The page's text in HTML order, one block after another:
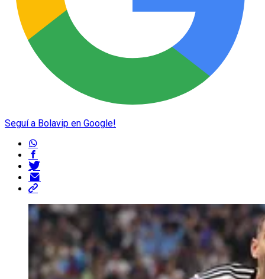
Seguí a Bolavip en Google!